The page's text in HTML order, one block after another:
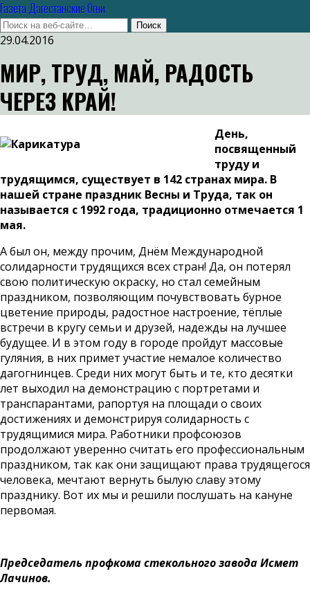
Газета Дагестанские Огни
29.04.2016
МИР, ТРУД, МАЙ, РАДОСТЬ
ЧЕРЕЗ КРАЙ!
День,
посвященный
труду и
трудящимся, существует в 142 странах мира. В
нашей стране праздник Весны и Труда, так он
называется с 1992 года, традиционно отмечается 1
мая.
А был он, между прочим, Днём Международной
солидарности трудящихся всех стран! Да, он потерял
свою политическую окраску, но стал семейным
праздником, позволяющим почувствовать бурное
цветение природы, радостное настроение, тёплые
встречи в кругу семьи и друзей, надежды на лучшее
будущее. И в этом году в городе пройдут массовые
гуляния, в них примет участие немалое количество
дагогнинцев. Среди них могут быть и те, кто десятки
лет выходил на демонстрацию с портретами и
транспарантами, рапортуя на площади о своих
достижениях и демонстрируя солидарность с
трудящимися мира. Работники профсоюзов
продолжают уверенно считать его профессиональным
праздником, так как они защищают права трудящегося
человека, мечтают вернуть былую славу этому
празднику. Вот их мы и решили послушать на кануне
первомая.
Председатель профкома стекольного завода Исмет
Лачинов.